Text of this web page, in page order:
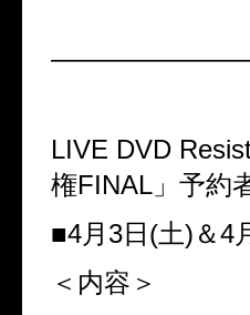
LIVE DVD
権FINAL 」予約
■4月 3日 (土) ＆4
＜内容＞